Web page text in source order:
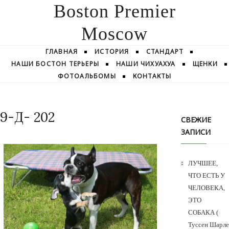
Boston Premier
Moscow
ГЛАВНАЯ ИСТОРИЯ
СТАНДАРТ
НАШИ БОСТОН ТЕРЬЕРЫ
НАШИ ЧИХУАХУА
ЩЕНКИ
ФОТОАЛЬБОМЫ
КОНТАКТЫ
9-Д- 202
СВЕЖИЕ
ЗАПИСИ
ЛУЧШЕЕ,
ЧТО ЕСТЬ У
ЧЕЛОВЕКА,
ЭТО
СОБАКА (
Туссен Шарле